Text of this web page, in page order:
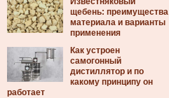
щебень: преимущества
материала и варианты
применения
Как устроен
самогонный
дистиллятор и по
какому принципу он
работает